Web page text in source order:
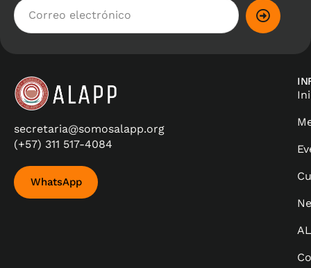
secretaria@somosalapp.org
(+57) 311 517-4084
WhatsApp